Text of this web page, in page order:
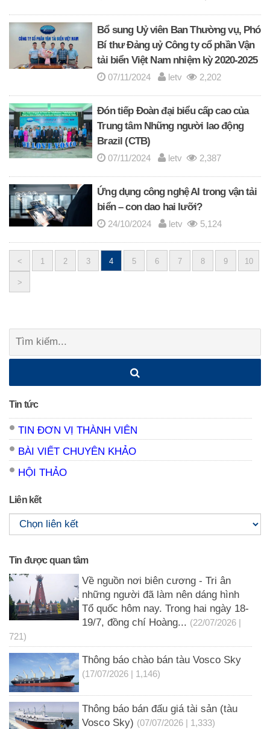
Bổ sung Uỷ viên Ban Thường vụ, Phó
Bí thư Đảng uỷ Công ty cổ phần Vận
tải biển Việt Nam nhiệm kỳ 2020-2025
07/11/2024 letv 2,202
Đón tiếp Đoàn đại biểu cấp cao của
Trung tâm Những người lao động
Brazil (CTB)
07/11/2024 letv 2,387
Ứng dụng công nghệ AI trong vận tải
biển – con dao hai lưỡi?
24/10/2024 letv 5,124
Posts
navigation
< 1 2 3 4 5 6 7 8 9 10
>
Tìm
Tin tức
TIN ĐƠN VỊ THÀNH VIÊN
BÀI VIẾT CHUYÊN KHẢO
HỘI THẢO
Liên kết
Tin được quan tâm
Về nguồn nơi biên cương - Tri ân
những người đã làm nên dáng hình
Tổ quốc hôm nay. Trong hai ngày 18-
19/7, đồng chí Hoàng... (22/07/2026 |
721)
Thông báo chào bán tàu Vosco Sky
(17/07/2026 | 1,146)
Thông báo bán đấu giá tài sản (tàu
Vosco Sky) (07/07/2026 | 1,333)